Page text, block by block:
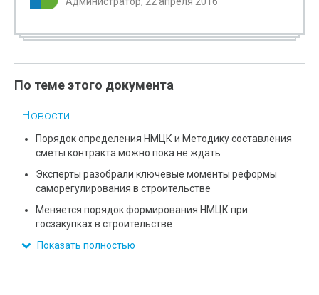
По теме этого документа
Новости
Порядок определения НМЦК и Методику составления
сметы контракта можно пока не ждать
Эксперты разобрали ключевые моменты реформы
саморегулирования в строительстве
Меняется порядок формирования НМЦК при
госзакупках в строительстве
Показать полностью